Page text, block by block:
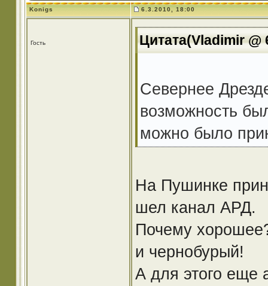
Konigs 6.3.2010, 18:00
Гость Цитата(Vladimir @
Севернее
возможность
можно было
На Пушинке
шел канал АРД.
Почему
и чернобурый!
А для этого еще